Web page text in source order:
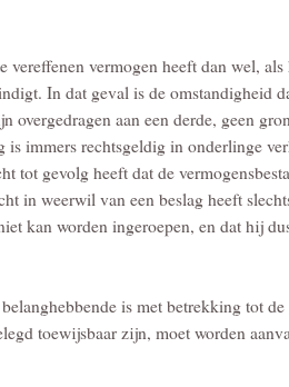
vereffenen vermogen heeft dan wel,
In dat geval is de omstandigheid
overgedragen aan een derde, geen
is immers rechtsgeldig in onderlinge
tot gevolg heeft dat de
in weerwil van een beslag heeft
kan worden ingeroepen, en dat hij
is met betrekking tot
toewijsbaar zijn, moet worden